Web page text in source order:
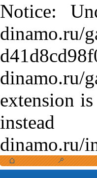
Notice:
dinamo.ru/
extension
dinamo.ru/